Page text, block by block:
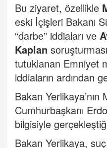
Bu ziyaret, özellikle
eski İçişleri Bakanı
“darbe” iddiaları ve
Kaplan
tutuklanan Emniyet
iddiaların ardından
Bakan Yerlikaya’nın
Cumhurbaşkanı
bilgisiyle
Bakan Yerlikaya,